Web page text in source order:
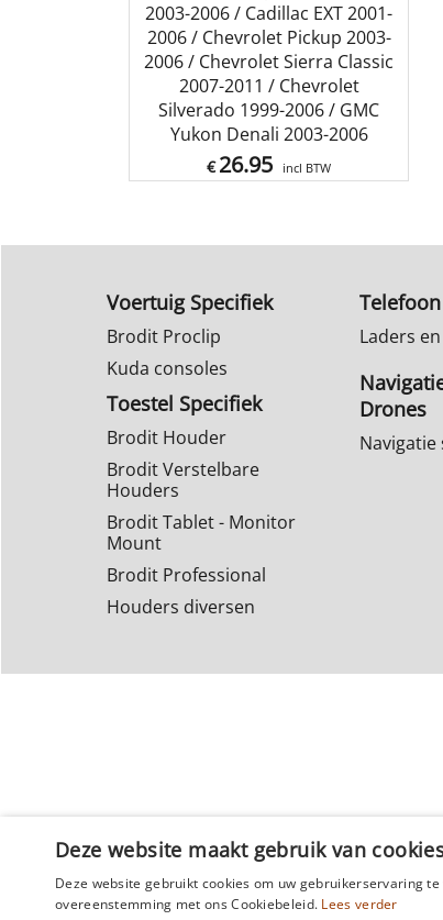
2003-2006 / Cadillac EXT 2001-
2006 / Chevrolet Pickup 2003-
2006 / Chevrolet Sierra Classic
2007-2011 / Chevrolet
Silverado 1999-2006 / GMC
Yukon Denali 2003-2006
€ 26.95 incl BTW
Voertuig Specifiek
Brodit Proclip
Kuda consoles
Toestel Specifiek
Brodit Houder
Brodit Verstelbare
Houders
Brodit Tablet - Monitor
Mount
Brodit Professional
Houders diversen
Laders
Drones
Navigatie
Deze website maakt gebruik van
Deze website gebruikt cookies om uw gebruikerservaring
overeenstemming met ons Cookiebeleid. Lees verder